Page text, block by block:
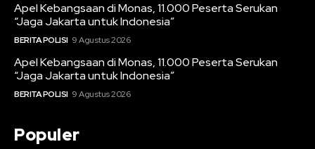
Apel Kebangsaan di Monas, 11.000 Peserta Serukan
“Jaga Jakarta untuk Indonesia”
BERITA POLISI 9 Agustus 2026
Apel Kebangsaan di Monas, 11.000 Peserta Serukan
“Jaga Jakarta untuk Indonesia”
BERITA POLISI 9 Agustus 2026
Populer